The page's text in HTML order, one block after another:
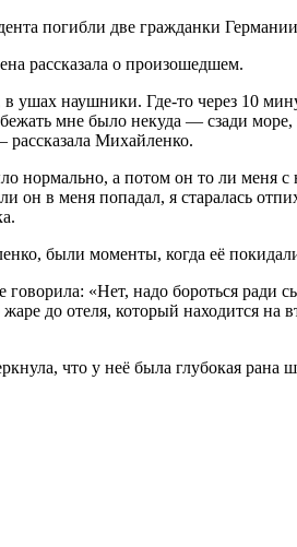
погибли две гражданки
рассказала о произошедшем.
в ушах наушники. Где-то через 10
мне было некуда — сзади
рассказала Михайленко.
нормально, а потом он то ли меня
он в меня попадал, я старалась
были моменты, когда её
говорила: «Нет, надо бороться
до отеля, который находится
что у неё была глубокая рана